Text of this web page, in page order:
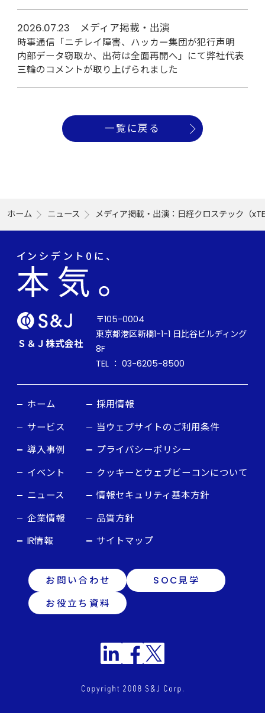
2026.07.23 メディア掲載・出演
時事通信「ニチレイ障害、ハッカー集団が犯行声明
内部データ窃取か、出荷は全面再開へ」にて弊社代表
三輪のコメントが取り上げられました
一覧に戻る
ホーム ニュース メディア掲載・出演：日経クロステック（
Ｓ＆Ｊ株式会社
〒105-0004
東京都港区新橋1-1-1 日比谷ビルディング
8F
TEL ： 03-6205-8500
ホーム
サービス
導入事例
イベント
ニュース
企業情報
IR情報
採用情報
当ウェブサイトのご利用条件
プライバシーポリシー
クッキーとウェブビーコンについて
情報セキュリティ基本方針
品質方針
サイトマップ
お問い合わせ
SOC見学
お役立ち資料